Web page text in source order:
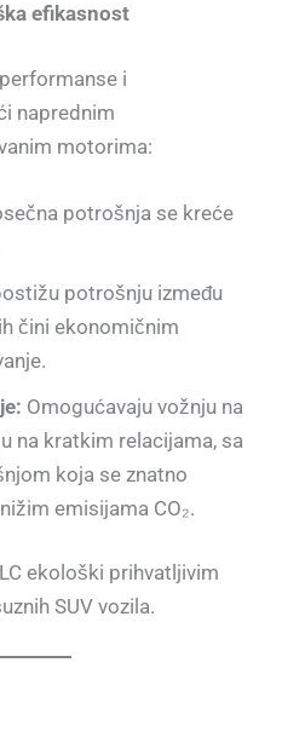
efikasnost
i
naprednim
motorima:
potrošnja se kreće
potrošnju između
čini ekonomičnim
Omogućavaju vožnju na
na kratkim relacijama, sa
koja se znatno
emisijama CO₂.
ekološki prihvatljivim
SUV vozila.